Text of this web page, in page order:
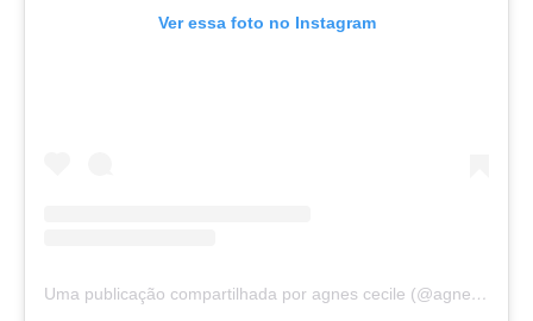
Ver essa foto no Instagram
Uma publicação compartilhada por agnes cecile (@agnes_cecile)